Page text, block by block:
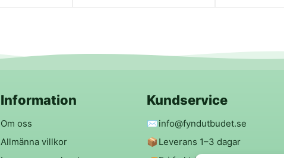
Information
Om oss
Allmänna villkor
Kundservice
✉️info@fyndutbudet.se
📦 Leverans 1–3 dagar